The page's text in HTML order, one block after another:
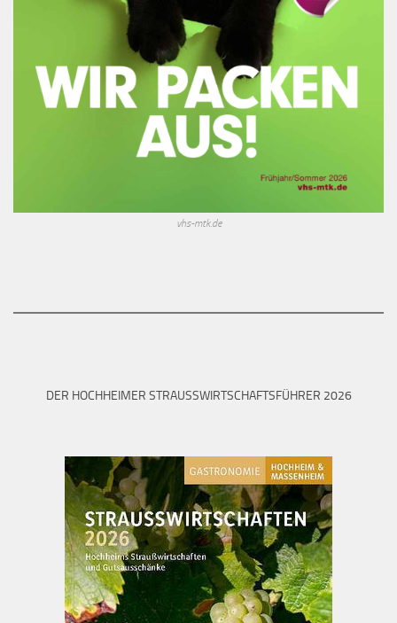
vhs-mtk.de
DER HOCHHEIMER STRAUSSWIRTSCHAFTSFÜHRER 2026